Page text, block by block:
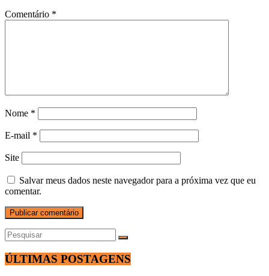
Comentário *
Nome *
E-mail *
Site
Salvar meus dados neste navegador para a próxima vez que eu
comentar.
ÚLTIMAS POSTAGENS